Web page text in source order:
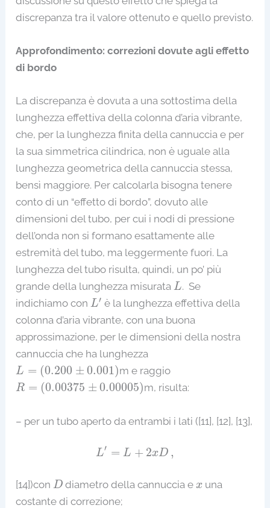
discrepanza tra il valore ottenuto e quello previsto.
Approfondimento: correzioni dovute agli effetto
di bordo
La discrepanza è dovuta a una sottostima della
lunghezza effettiva della colonna d’aria vibrante,
che, per la lunghezza finita della cannuccia e per
la sua simmetrica cilindrica, non è uguale alla
lunghezza geometrica della cannuccia stessa,
bensì maggiore. Per calcolarla bisogna tenere
conto di un “effetto di bordo”, dovuto alle
dimensioni del tubo, per cui i nodi di pressione
dell’onda non si formano esattamente alle
estremità del tubo, ma leggermente fuori. La
lunghezza del tubo risulta, quindi, un po’ più
grande della lunghezza misurataL
L . Se
indichiamo conL′
L′ è la lunghezza effettiva della
colonna d’aria vibrante, con una buona
approssimazione, per le dimensioni della nostra
cannuccia che ha lunghezza
L = (0.200 ± 0.001)
L 0.200±0.001 ) m e raggio
R = (0.00375 ± 0.00005)
R= 0.00375±0.00005) m, risulta:
– per un tubo aperto da entrambi i lati ([11], [12], [13],
L′ = L + 2xD ,
L 2 xD
[14])con D
D diametro della cannuccia ex
x una
costante di correzione;